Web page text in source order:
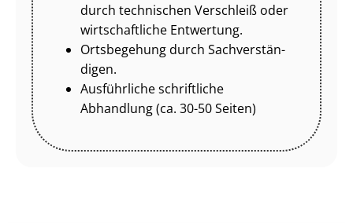
durch technischen Verschleiß oder
wirtschaftliche Entwertung.
Ortsbegehung durch Sach­ver­stän­
di­gen.
Ausführliche schriftliche
Abhandlung (ca. 30-50 Seiten)